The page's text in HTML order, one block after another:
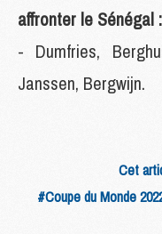
affronter le Sénégal :
- Dumfries,
Janssen, Bergwijn.
Cet
#Coupe du Monde